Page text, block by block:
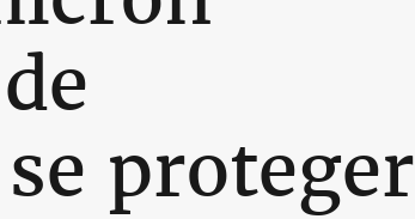
proteger